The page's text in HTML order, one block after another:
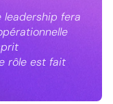
leadership fera
rôle est fait